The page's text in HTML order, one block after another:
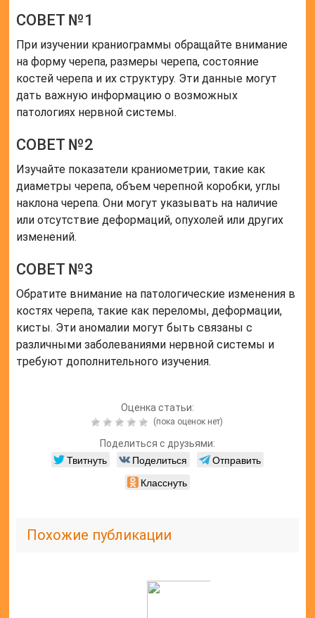
СОВЕТ №1
При изучении краниограммы обращайте внимание
на форму черепа, размеры черепа, состояние
костей черепа и их структуру. Эти данные могут
дать важную информацию о возможных
патологиях нервной системы.
СОВЕТ №2
Изучайте показатели краниометрии, такие как
диаметры черепа, объем черепной коробки, углы
наклона черепа. Они могут указывать на наличие
или отсутствие деформаций, опухолей или других
изменений.
СОВЕТ №3
Обратите внимание на патологические изменения в
костях черепа, такие как переломы, деформации,
кисты. Эти аномалии могут быть связаны с
различными заболеваниями нервной системы и
требуют дополнительного изучения.
Оценка статьи:
(пока оценок нет)
Поделиться с друзьями:
Твитнуть Поделиться
Отправить
Класснуть
Похожие публикации